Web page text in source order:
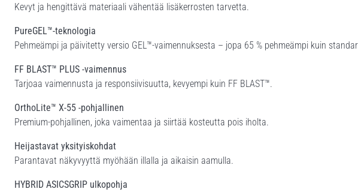
Kevyt ja hengittävä materiaali vähentää lisäkerrosten tarvetta.
PureGEL™-teknologia
Pehmeämpi ja päivitetty versio GEL™-vaimennuksesta – jopa 65 % pehmeämpi kuin
FF BLAST™ PLUS -vaimennus
Tarjoaa vaimennusta ja responsiivisuutta, kevyempi kuin FF BLAST™.
OrthoLite™ X-55 -pohjallinen
Premium-pohjallinen, joka vaimentaa ja siirtää kosteutta pois iholta.
Heijastavat yksityiskohdat
Parantavat näkyvyyttä myöhään illalla ja aikaisin aamulla.
HYBRID ASICSGRIP ulkopohja